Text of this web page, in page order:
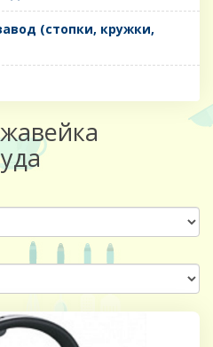
(стопки, кружки,